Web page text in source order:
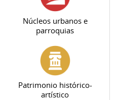
Núcleos urbanos e
parroquias
Patrimonio histórico-
artístico